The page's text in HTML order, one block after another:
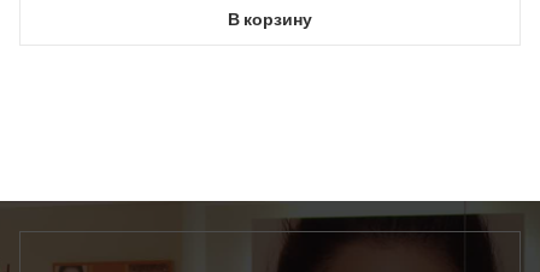
В корзину